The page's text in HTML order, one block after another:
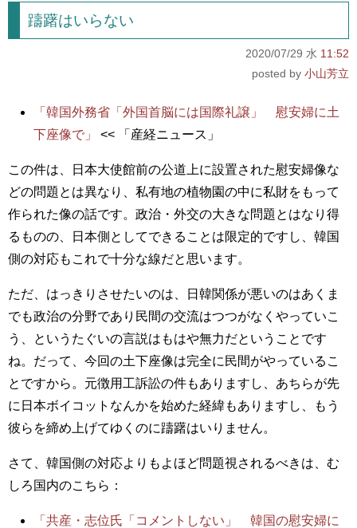
躊躇はいらない
2020/07/29 水 11:52
小山芳立
「韓国外務省「外国首脳には国際礼譲」 慰安婦に土
下座像で」
<< 「産経ニュース」
この件は、日本大使館前の公道上に設置された慰安婦像な
どの問題とは異なり、私有地の植物園の中に私財をもって
作られた像の話です。政治・外交の大きな問題とはなり得
るものの、日本側としてできることは限定的ですし、韓国
側の対応もこれで十分な線だと思います。
ただ、はっきりさせたいのは、日韓関係が悪いのはあくま
でも政治の分野であり民間の交流はつつがなくやっていこ
う、というたぐいの言説はもはや無力だということです
ね。だって、今回の土下座像は完全に民間がやっているこ
とですから。元徴用工訴訟の件もありますし、あちらが先
に日本ボイコットなんかを始めた経緯もありますし、もう
彼らを締め上げてゆくのに躊躇はいりません。
さて、韓国側の対応よりもよほど問題視されるべきは、む
しろ国内のこちら：
「共産・志位氏「コメントしない」 韓国の慰安婦に